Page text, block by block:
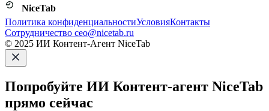
NiceTab
Политика конфиденциальностиУсловияКонтакты
Сотрудничество ceo@nicetab.ru
© 2025 ИИ Контент-Агент NiceTab
Попробуйте ИИ Контент-агент NiceTab
прямо сейчас